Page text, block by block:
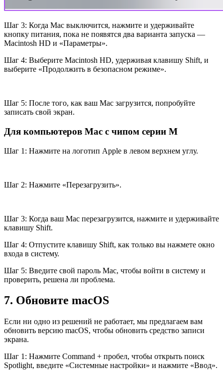
Шаг 3: Когда Mac выключится, нажмите и удерживайте
кнопку питания, пока не появятся два варианта запуска —
Macintosh HD и «Параметры».
Шаг 4: Выберите Macintosh HD, удерживая клавишу Shift, и
выберите «Продолжить в безопасном режиме».
Шаг 5: После того, как ваш Mac загрузится, попробуйте
записать свой экран.
Для компьютеров Mac с чипом серии M
Шаг 1: Нажмите на логотип Apple в левом верхнем углу.
Шаг 2: Нажмите «Перезагрузить».
Шаг 3: Когда ваш Mac перезагрузится, нажмите и удерживайте
клавишу Shift.
Шаг 4: Отпустите клавишу Shift, как только вы нажмете окно
входа в систему.
Шаг 5: Введите свой пароль Mac, чтобы войти в систему и
проверить, решена ли проблема.
7. Обновите macOS
Если ни одно из решений не работает, мы предлагаем вам
обновить версию macOS, чтобы обновить средство записи
экрана.
Шаг 1: Нажмите Command + пробел, чтобы открыть поиск
Spotlight, введите «Системные настройки» и нажмите «Ввод».